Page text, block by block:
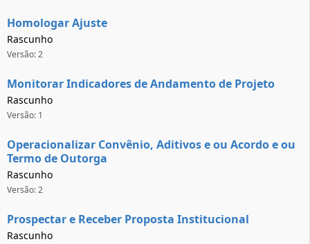
Homologar Ajuste
Rascunho
Versão: 2
Monitorar Indicadores de Andamento de Projeto
Rascunho
Versão: 1
Operacionalizar Convênio, Aditivos e ou Acordo e ou
Termo de Outorga
Rascunho
Versão: 2
Prospectar e Receber Proposta Institucional
Rascunho